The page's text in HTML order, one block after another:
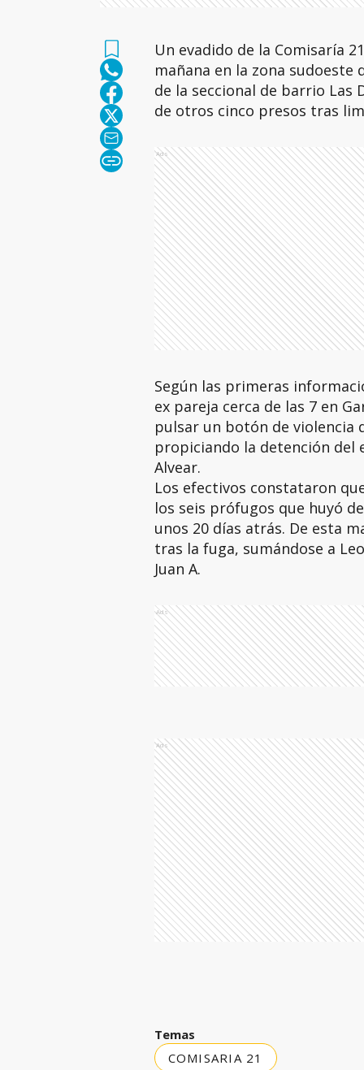
Un evadido de la Comisaría
mañana en la zona sudoeste
de la seccional de barrio Las
de otros cinco presos tras
Ads
Según las primeras
ex pareja cerca de las 7 en
pulsar un botón de violencia
propiciando la detención del
Alvear.
Los efectivos constataron
los seis prófugos que huyó
unos 20 días atrás. De esta
tras la fuga, sumándose a
Juan A.
Ads
Ads
Temas
COMISARIA 21